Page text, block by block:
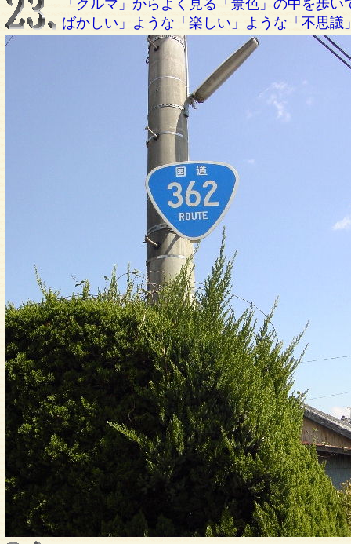
「クルマ」からよく見る「景色」の中を歩
ばかしい」ような「楽しい」ような「不思議